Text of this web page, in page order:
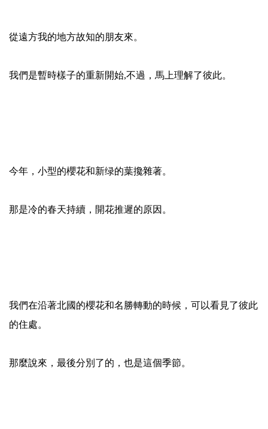
從遠方我的地方故知的朋友來。
我們是暫時樣子的重新開始,不過，馬上理解了彼此。
今年，小型的櫻花和新绿的葉攙雜著。
那是冷的春天持續，開花推遲的原因。
我們在沿著北國的櫻花和名勝轉動的時候，可以看見了彼此
的住處。
那麼說來，最後分別了的，也是這個季節。